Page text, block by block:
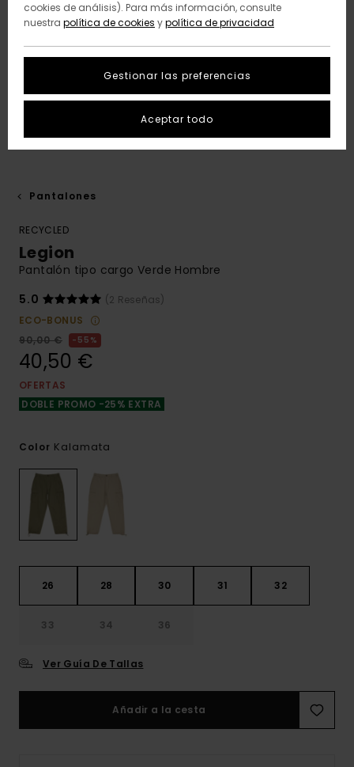
Pantalones
RECYCLED
Legion
Pantalón tipo cargo Verde Hombre
5.0
(2 Reseñas)
ECO-BONUS
90,00 €
55%
40,50 €
OFERTAS
DOBLE PROMO -25% EXTRA
Color Kalamata
26 28 30 31 32
33 34 36
Ver Guía De Tallas
Añadir a la cesta
cookies de análisis). Para más información, consulte
nuestra política de cookies ypolítica de privacidad
Gestionar las preferencias
Aceptar todo